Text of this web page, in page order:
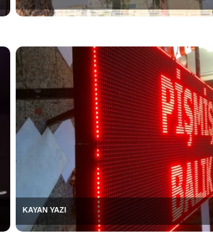
KAYAN YAZI